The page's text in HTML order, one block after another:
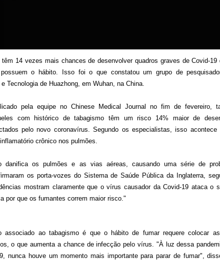
14 vezes mais chances de desenvolver quadros graves de Covid-19
o hábito. Isso foi o que constatou um grupo de
Tecnologia de Huazhong, em Wuhan, na China.
pela equipe no Chinese Medical Journal no fim de fevereiro,
com histórico de tabagismo têm um risco 14% maior de
pelo novo coronavírus. Segundo os especialistas, isso acontece
crônico nos pulmões.
danifica os pulmões e as vias aéreas, causando uma série de
os porta-vozes do Sistema de Saúde Pública da Inglaterra,
mostram claramente que o vírus causador da Covid-19 ataca o
por que os fumantes correm maior risco."
associado ao tabagismo é que o hábito de fumar requere colocar
o que aumenta a chance de infecção pelo vírus. "À luz dessa
nunca houve um momento mais importante para parar de fumar",